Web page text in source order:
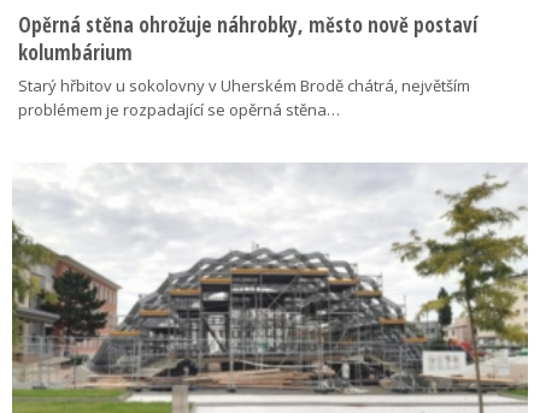
Opěrná stěna ohrožuje náhrobky, město nově postaví
kolumbárium
Starý hřbitov u sokolovny v Uherském Brodě chátrá, největším
problémem je rozpadající se opěrná stěna…